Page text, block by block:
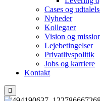
Cases og
Nyheder
Kollegaer
Vision og
Lejebetingelser
Privatlivspolitik
Jobs og karriere
Kontakt